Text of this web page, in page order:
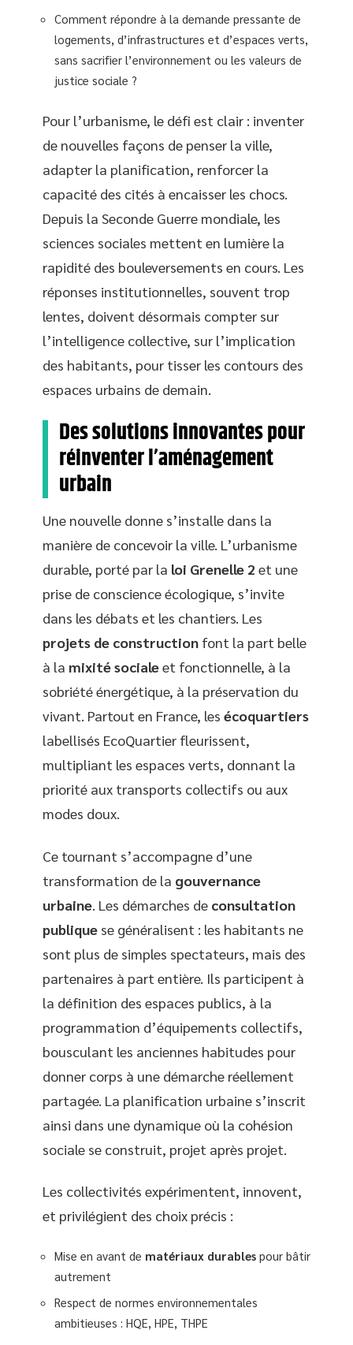
Comment répondre à la demande pressante de
logements, d’infrastructures et d’espaces verts,
sans sacrifier l’environnement ou les valeurs de
justice sociale ?
Pour l’urbanisme, le défi est clair : inventer
de nouvelles façons de penser la ville,
adapter la planification, renforcer la
capacité des cités à encaisser les chocs.
Depuis la Seconde Guerre mondiale, les
sciences sociales mettent en lumière la
rapidité des bouleversements en cours. Les
réponses institutionnelles, souvent trop
lentes, doivent désormais compter sur
l’intelligence collective, sur l’implication
des habitants, pour tisser les contours des
espaces urbains de demain.
Des solutions innovantes pour
réinventer l’aménagement
urbain
Une nouvelle donne s’installe dans la
manière de concevoir la ville. L’urbanisme
durable, porté par la loi Grenelle 2 et une
prise de conscience écologique, s’invite
dans les débats et les chantiers. Les
projets de construction font la part belle
à la mixité socialeet fonctionnelle, à la
sobriété énergétique, à la préservation du
vivant. Partout en France, les écoquartiers
labellisés EcoQuartier fleurissent,
multipliant les espaces verts, donnant la
priorité aux transports collectifs ou aux
modes doux.
Ce tournant s’accompagne d’une
transformation de la gouvernance
urbaine . Les démarches de consultation
publique se généralisent : les habitants ne
sont plus de simples spectateurs, mais des
partenaires à part entière. Ils participent à
la définition des espaces publics, à la
programmation d’équipements collectifs,
bousculant les anciennes habitudes pour
donner corps à une démarche réellement
partagée. La planification urbaine s’inscrit
ainsi dans une dynamique où la cohésion
sociale se construit, projet après projet.
Les collectivités expérimentent, innovent,
et privilégient des choix précis :
Mise en avant de matériaux durables pour bâtir
autrement
Respect de normes environnementales
ambitieuses : HQE, HPE, THPE